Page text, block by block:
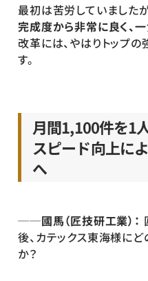
最初は苦労していましたが
完成度から非常に良く、
改革には、やはりトップ
す。
月間1,100件を1
スピード向上に
へ
──國馬（匠技研工業）：
後、カテックス東海様に
か？